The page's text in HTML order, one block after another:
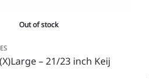
Out of stock
– 21/23 inch Keij